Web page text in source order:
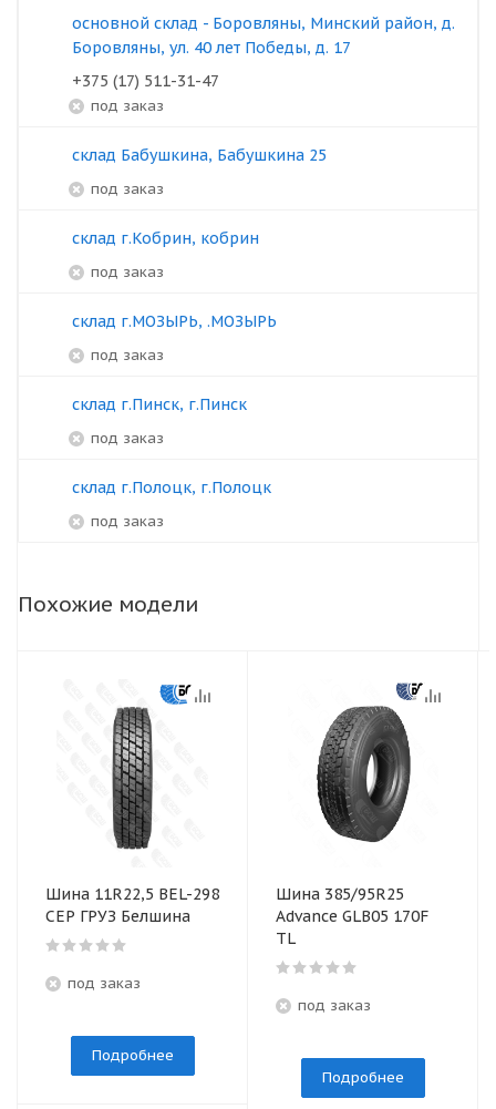
основной склад - Боровляны, Минский район, д.
Боровляны, ул. 40 лет Победы, д. 17
+375 (17) 511-31-47
под заказ
склад Бабушкина, Бабушкина 25
под заказ
склад г.Кобрин, кобрин
под заказ
склад г.МОЗЫРЬ, .МОЗЫРЬ
под заказ
склад г.Пинск, г.Пинск
под заказ
склад г.Полоцк, г.Полоцк
под заказ
Похожие модели
Шина 11R22,5 BEL-298
СЕР ГРУЗ Белшина
под заказ
Подробнее
Шина 385/95R25
Advance GLB05 170F
TL
под заказ
Подробнее